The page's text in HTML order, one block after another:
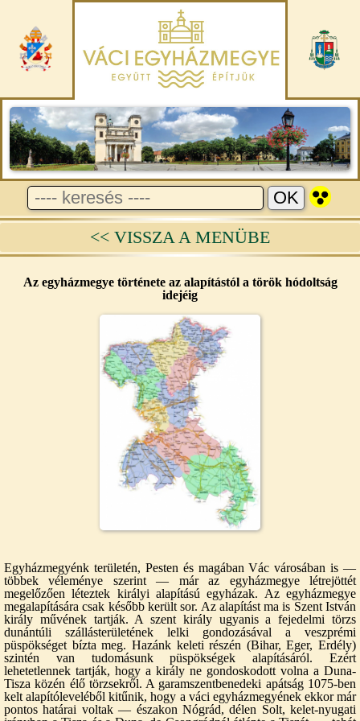
<< VISSZA A MENÜBE
Az egyházmegye története az alapítástól a török hódoltság
idejéig
Egyházmegyénk területén, Pesten és magában Vác városában is —
többek véleménye szerint — már az egyházmegye létrejöttét
megelőzően léteztek királyi alapítású egyházak. Az egyházmegye
megalapítására csak később került sor. Az alapítást ma is Szent István
király művének tartják. A szent király ugyanis a fejedelmi törzs
dunántúli szállásterületének lelki gondozásával a veszprémi
püspökséget bízta meg. Hazánk keleti részén (Bihar, Eger, Erdély)
szintén van tudomásunk püspökségek alapításáról. Ezért
lehetetlennek tartják, hogy a király ne gondoskodott volna a Duna-
Tisza közén élő törzsekről. A garamszentbenedeki apátság 1075-ben
kelt alapítóleveléből kitűnik, hogy a váci egyházmegyének ekkor már
pontos határai voltak — északon Nógrád, délen Solt, kelet-nyugati